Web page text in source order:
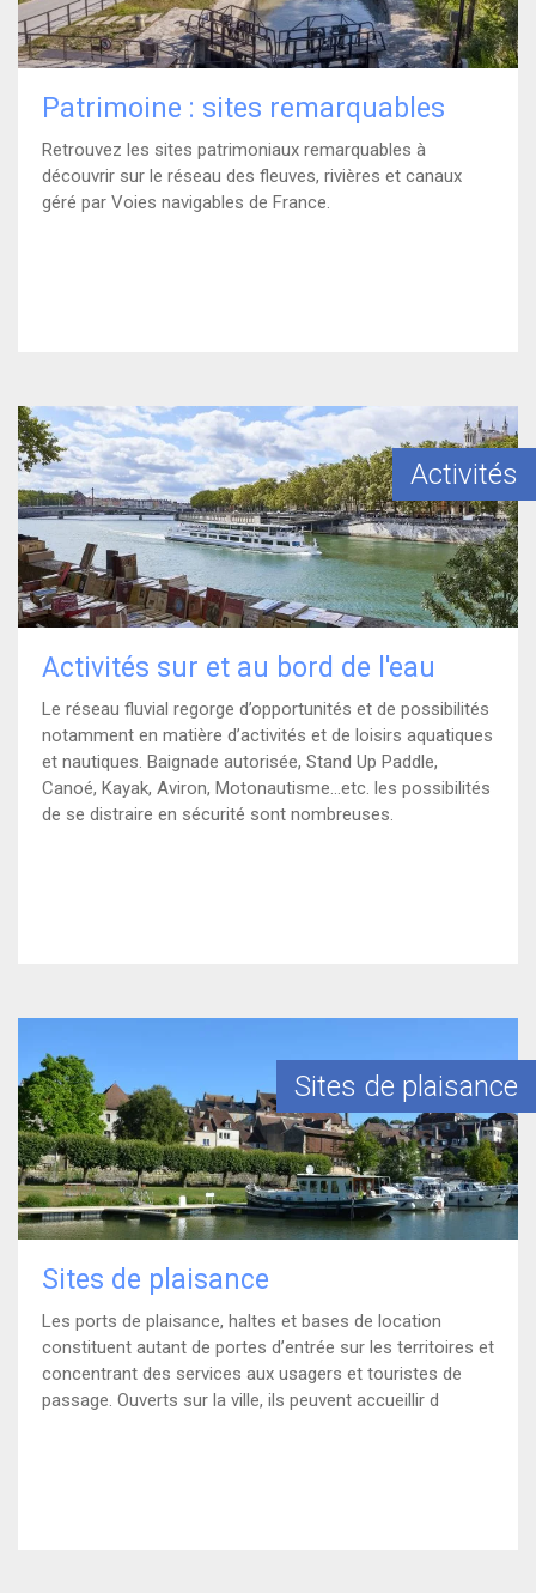
Patrimoine : sites remarquables
Retrouvez les sites patrimoniaux remarquables à
découvrir sur le réseau des fleuves, rivières et canaux
géré par Voies navigables de France.
En savoir plus
Activités sur et au bord de l'eau
Le réseau fluvial regorge d’opportunités et de possibilités
notamment en matière d’activités et de loisirs aquatiques
et nautiques. Baignade autorisée, Stand Up Paddle,
Canoé, Kayak, Aviron, Motonautisme…etc. les possibilités
de se distraire en sécurité sont nombreuses.
)
Activités
En savoir plus
Sites de plaisance
Les ports de plaisance, haltes et bases de location
constituent autant de portes d’entrée sur les territoires et
concentrant des services aux usagers et touristes de
passage. Ouverts sur la ville, ils peuvent accueillir d
Sites de plaisance